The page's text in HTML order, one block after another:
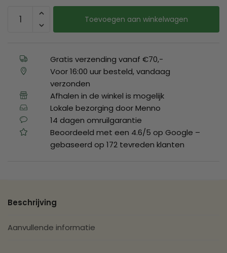
Toevoegen aan winkelwagen
Gratis verzending vanaf €70,-
Voor 16:00 uur besteld, vandaag
verzonden
Afhalen in de winkel is mogelijk
Lokale bezorging door Menno
14 dagen omruilgarantie
Beoordeeld met een 4.6/5 op Google –
gebaseerd op 172 tevreden klanten
Beschrijving
Aanvullende informatie